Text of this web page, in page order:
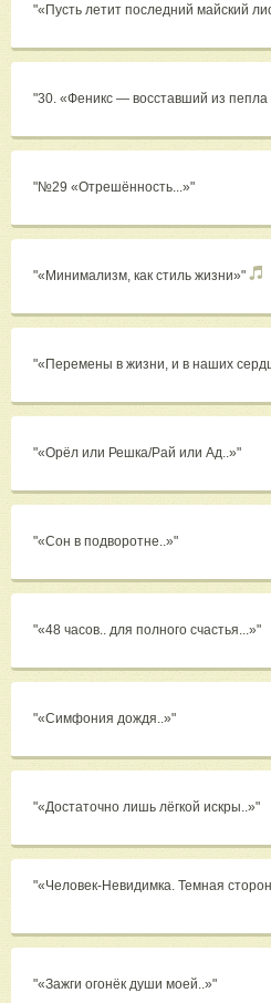
"«Пусть летит последний майский
"30. «Феникс — восставший из пепла
"№29 «Отрешённость...»"
"«Минимализм, как стиль жизни»"
"«Перемены в жизни, и в наших
"«Орёл или Решка/Рай или Ад..»"
"«Сон в подворотне..»"
"«48 часов.. для полного счастья...»"
"«Симфония дождя..»"
"«Достаточно лишь лёгкой искры..»"
"«Человек-Невидимка. Темная
"​«Зажги огонёк души моей..»"